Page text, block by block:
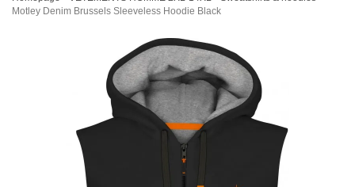
Motley Denim Brussels Sleeveless Hoodie Black